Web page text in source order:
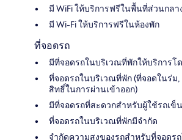
มี WiFi ให้บริการฟรีในพื้นที่ส่วนกลา
มี Wi-Fi ให้บริการฟรีในห้องพัก
ที่จอดรถ
มีที่จอดรถในบริเวณที่พักให้บริการโ
ที่จอดรถในบริเวณที่พัก (ที่จอดในร่ม,
สิทธิ์ในการผ่านเข้าออก)
มีที่จอดรถที่สะดวกสำหรับผู้ใช้รถเข็
ที่จอดรถในบริเวณที่พักมีจำกัด
จำกัดความสูงของรถสำหรับที่จอดร